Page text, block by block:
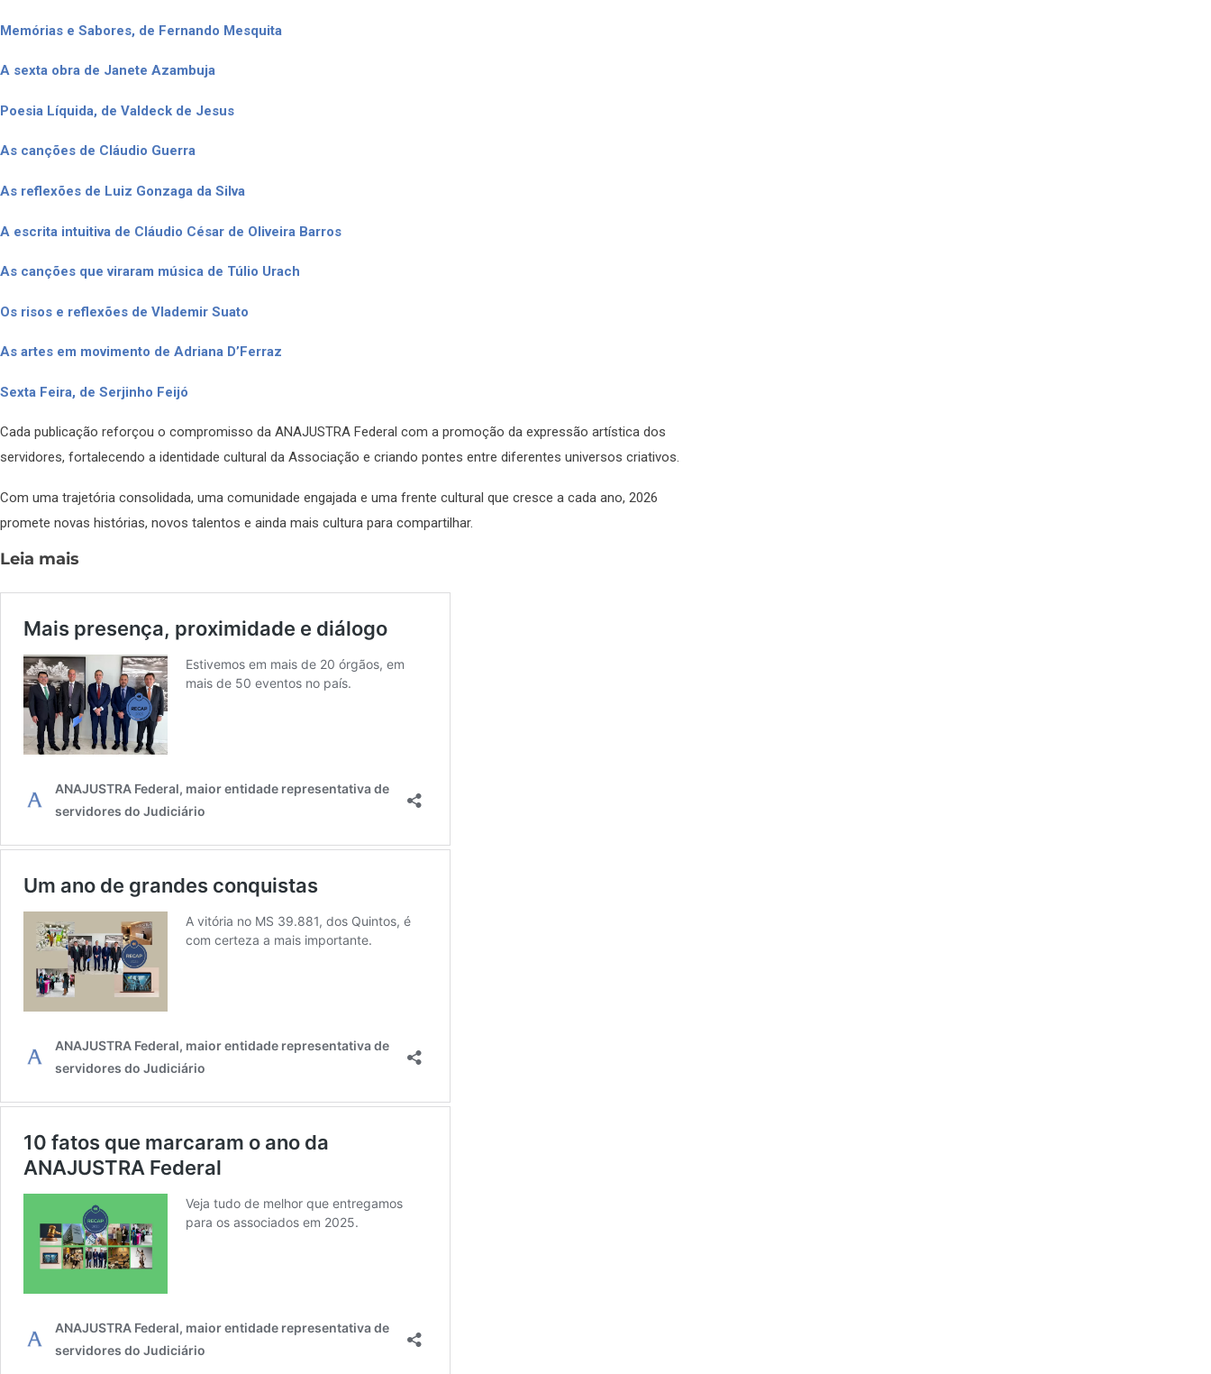
Memórias e Sabores, de Fernando Mesquita
A sexta obra de Janete Azambuja
Poesia Líquida, de Valdeck de Jesus
As canções de Cláudio Guerra
As reflexões de Luiz Gonzaga da Silva
A escrita intuitiva de Cláudio César de Oliveira Barros
As canções que viraram música de Túlio Urach
Os risos e reflexões de Vlademir Suato
As artes em movimento de Adriana D’Ferraz
Sexta Feira, de Serjinho Feijó
Cada publicação reforçou o compromisso da ANAJUSTRA Federal com a promoção da expressão artística dos
servidores, fortalecendo a identidade cultural da Associação e criando pontes entre diferentes universos criativos.
Com uma trajetória consolidada, uma comunidade engajada e uma frente cultural que cresce a cada ano, 2026
promete novas histórias, novos talentos e ainda mais cultura para compartilhar.
Leia mais